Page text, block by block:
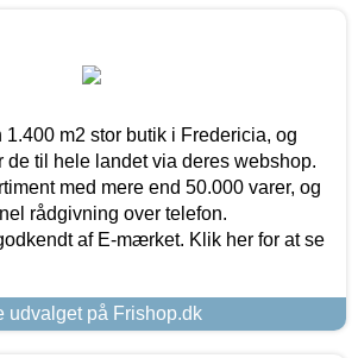
1.400 m2 stor butik i Fredericia, og
til hele landet via deres webshop.
med mere end 50.000 varer, og
rådgivning over telefon.
af E-mærket. Klik her for at se
udvalget på Frishop.dk